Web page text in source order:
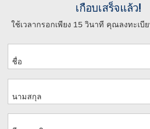
เกือบเสร็จแล้ว!
ใช้เวลากรอกเพียง 15 วินาที คุณลงทะเบี